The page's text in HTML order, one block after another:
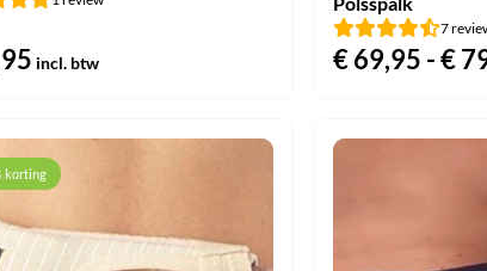
incl. btw
7
€69,95 -€
korting